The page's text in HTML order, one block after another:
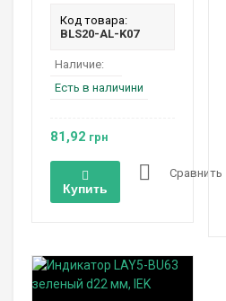
Код товара:
BLS20-AL-K07
Наличие:
Есть в наличини
81,92 грн
Купить
Сравнить